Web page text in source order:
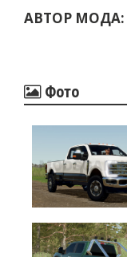
АВТОР МОДА:
Фото